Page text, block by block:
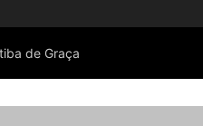
de Graça